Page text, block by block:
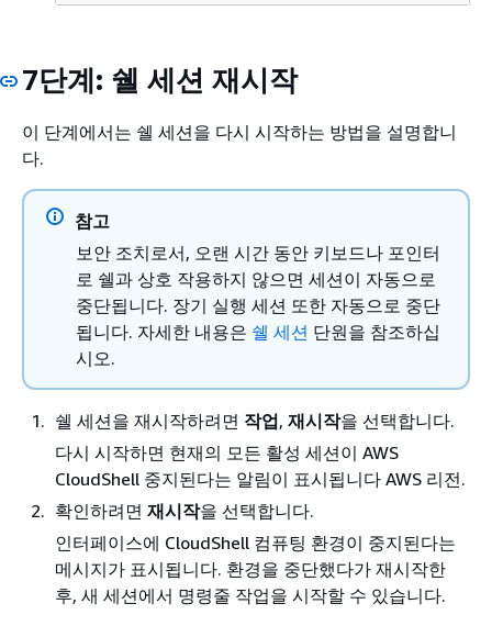
7단계: 쉘 세션 재시작
이 단계에서는 쉘 세션을 다시 시작하는 방법을 설명합니
다.
참고
보안 조치로서, 오랜 시간 동안 키보드나 포인터
로 쉘과 상호 작용하지 않으면 세션이 자동으로
중단됩니다. 장기 실행 세션 또한 자동으로 중단
됩니다. 자세한 내용은 쉘 세션 단원을 참조하십
시오.
쉘 세션을 재시작하려면 작업, 재시작을 선택합니다.
다시 시작하면 현재의 모든 활성 세션이 AWS
CloudShell 중지된다는 알림이 표시됩니다 AWS 리전.
확인하려면 재시작을 선택합니다.
인터페이스에 CloudShell 컴퓨팅 환경이 중지된다는
메시지가 표시됩니다. 환경을 중단했다가 재시작한
후, 새 세션에서 명령줄 작업을 시작할 수 있습니다.